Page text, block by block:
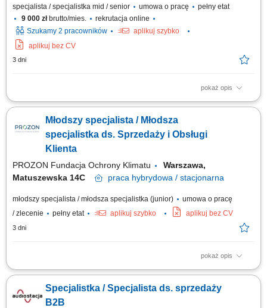
specjalista / specjalistka mid / senior umowa o pracę
pełny etat
9 000 złbrutto/mies.
rekrutacja online
Szukamy 2 pracowników
aplikuj szybko
aplikuj bez CV
3 dni
pokaż opis
As a Sales Representative (Presales) with German – Hybrid, working on
#experienceTTEC Our employees have spoken. Our purpose, team, and
company culture are amazing and our Great Place to Work® certification
in Poland...
Młodszy specjalista / Młodsza
specjalistka ds. Sprzedaży i Obsługi
Klienta
PROZON Fundacja Ochrony Klimatu
Warszawa,
Matuszewska 14C
praca hybrydowa / stacjonarna
młodszy specjalista / młodsza specjalistka (junior)
umowa o pracę
/ zlecenie
pełny etat aplikuj szybko aplikuj bez CV
3 dni
pokaż opis
Opis stanowiska Nawiązywanie współpracy z nowymi klientami oraz
kontaktu z obecnymi kontrahentami i zapewnianie wysokiego standardu
obsługi. Przygotowywanie ofert handlowych dopasowanych do potrzeb
Specjalistka / Specjalista ds. sprzedaży
B2B